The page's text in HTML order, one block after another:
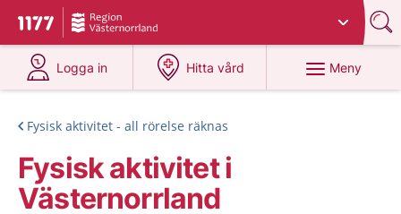
Till startsidan för 1177
Du har valt region
Logga in
på 1177.se
Hitta vård
på 1177.se
Meny
Fysisk aktivitet - all rörelse räknas
Fysisk aktivitet i
Västernorrland